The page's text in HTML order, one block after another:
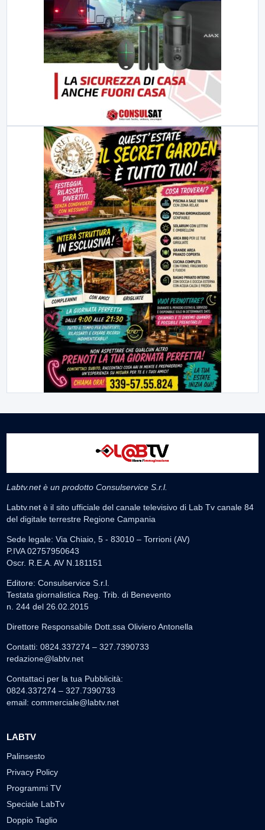
Labtv.net è un prodotto Consulservice S.r.l.
Labtv.net è il sito ufficiale del canale televisivo di Lab Tv canale 84
del digitale terrestre Regione Campania
Sede legale: Via Chiaio, 5 - 83010 – Torrioni (AV)
P.IVA 02757950643
Oscr. R.E.A. AV N.181151
Editore: Consulservice S.r.l.
Testata giornalistica Reg. Trib. di Benevento
n. 244 del 26.02.2015
Direttore Responsabile Dott.ssa Oliviero Antonella
Contatti: 0824.337274 – 327.7390733
redazione@labtv.net
Contattaci per la tua Pubblicità:
0824.337274 – 327.7390733
email: commerciale@labtv.net
LABTV
Palinsesto
Privacy Policy
Programmi TV
Speciale LabTv
Doppio Taglio